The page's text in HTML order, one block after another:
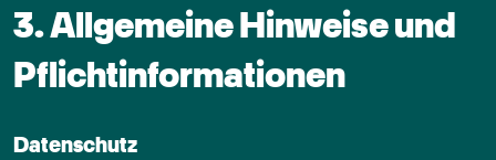
3. Allgemeine Hinweise und
Pflicht­informationen
Datenschutz